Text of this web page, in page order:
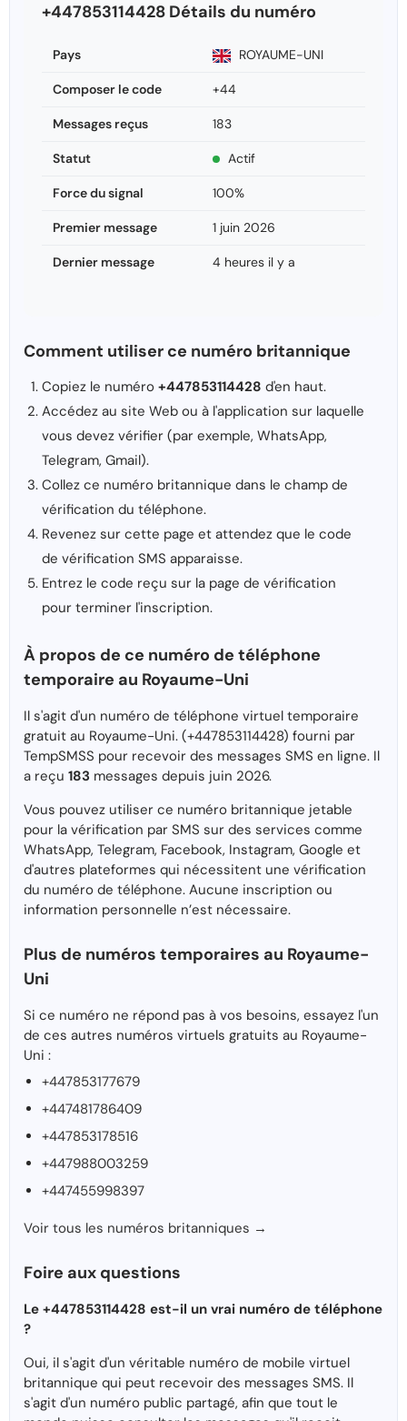
+447853114428 Détails du numéro
Pays ROYAUME-UNI
Composer le code +44
Messages reçus 183
Statut Actif
Force du signal 100%
Premier message 1 juin 2026
Dernier message 4 heures il y a
Comment utiliser ce numéro britannique
Copiez le numéro +447853114428 d'en haut.
Accédez au site Web ou à l'application sur laquelle
vous devez vérifier (par exemple, WhatsApp,
Telegram, Gmail).
Collez ce numéro britannique dans le champ de
vérification du téléphone.
Revenez sur cette page et attendez que le code
de vérification SMS apparaisse.
Entrez le code reçu sur la page de vérification
pour terminer l'inscription.
À propos de ce numéro de téléphone
temporaire au Royaume-Uni
Il s'agit d'un numéro de téléphone virtuel temporaire
gratuit au Royaume-Uni. (+447853114428) fourni par
TempSMSS pour recevoir des messages SMS en ligne. Il
a reçu 183 messages depuis juin 2026.
Vous pouvez utiliser ce numéro britannique jetable
pour la vérification par SMS sur des services comme
WhatsApp, Telegram, Facebook, Instagram, Google et
d'autres plateformes qui nécessitent une vérification
du numéro de téléphone. Aucune inscription ou
information personnelle n’est nécessaire.
Plus de numéros temporaires au Royaume-
Uni
Si ce numéro ne répond pas à vos besoins, essayez l'un
de ces autres numéros virtuels gratuits au Royaume-
Uni :
+447853177679
+447481786409
+447853178516
+447988003259
+447455998397
Voir tous les numéros britanniques →
Foire aux questions
Le +447853114428 est-il un vrai numéro de téléphone
?
Oui, il s'agit d'un véritable numéro de mobile virtuel
britannique qui peut recevoir des messages SMS. Il
s'agit d'un numéro public partagé, afin que tout le